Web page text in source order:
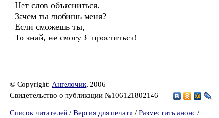
Нет слов объясниться.
Зачем ты любишь меня?
Если сможешь ты,
То знай, не смогу Я проститься!
© Copyright: Ангелочик, 2006
Свидетельство о публикации №106121802146
Список читателей / Версия для печати / Разместить анонс /